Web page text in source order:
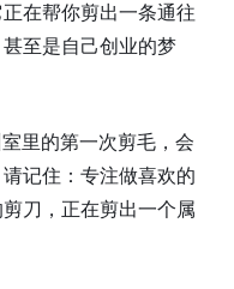
在帮你剪出一条通往
至是自己创业的梦
里的第一次剪毛，会
记住：专注做喜欢的
刀，正在剪出一个属